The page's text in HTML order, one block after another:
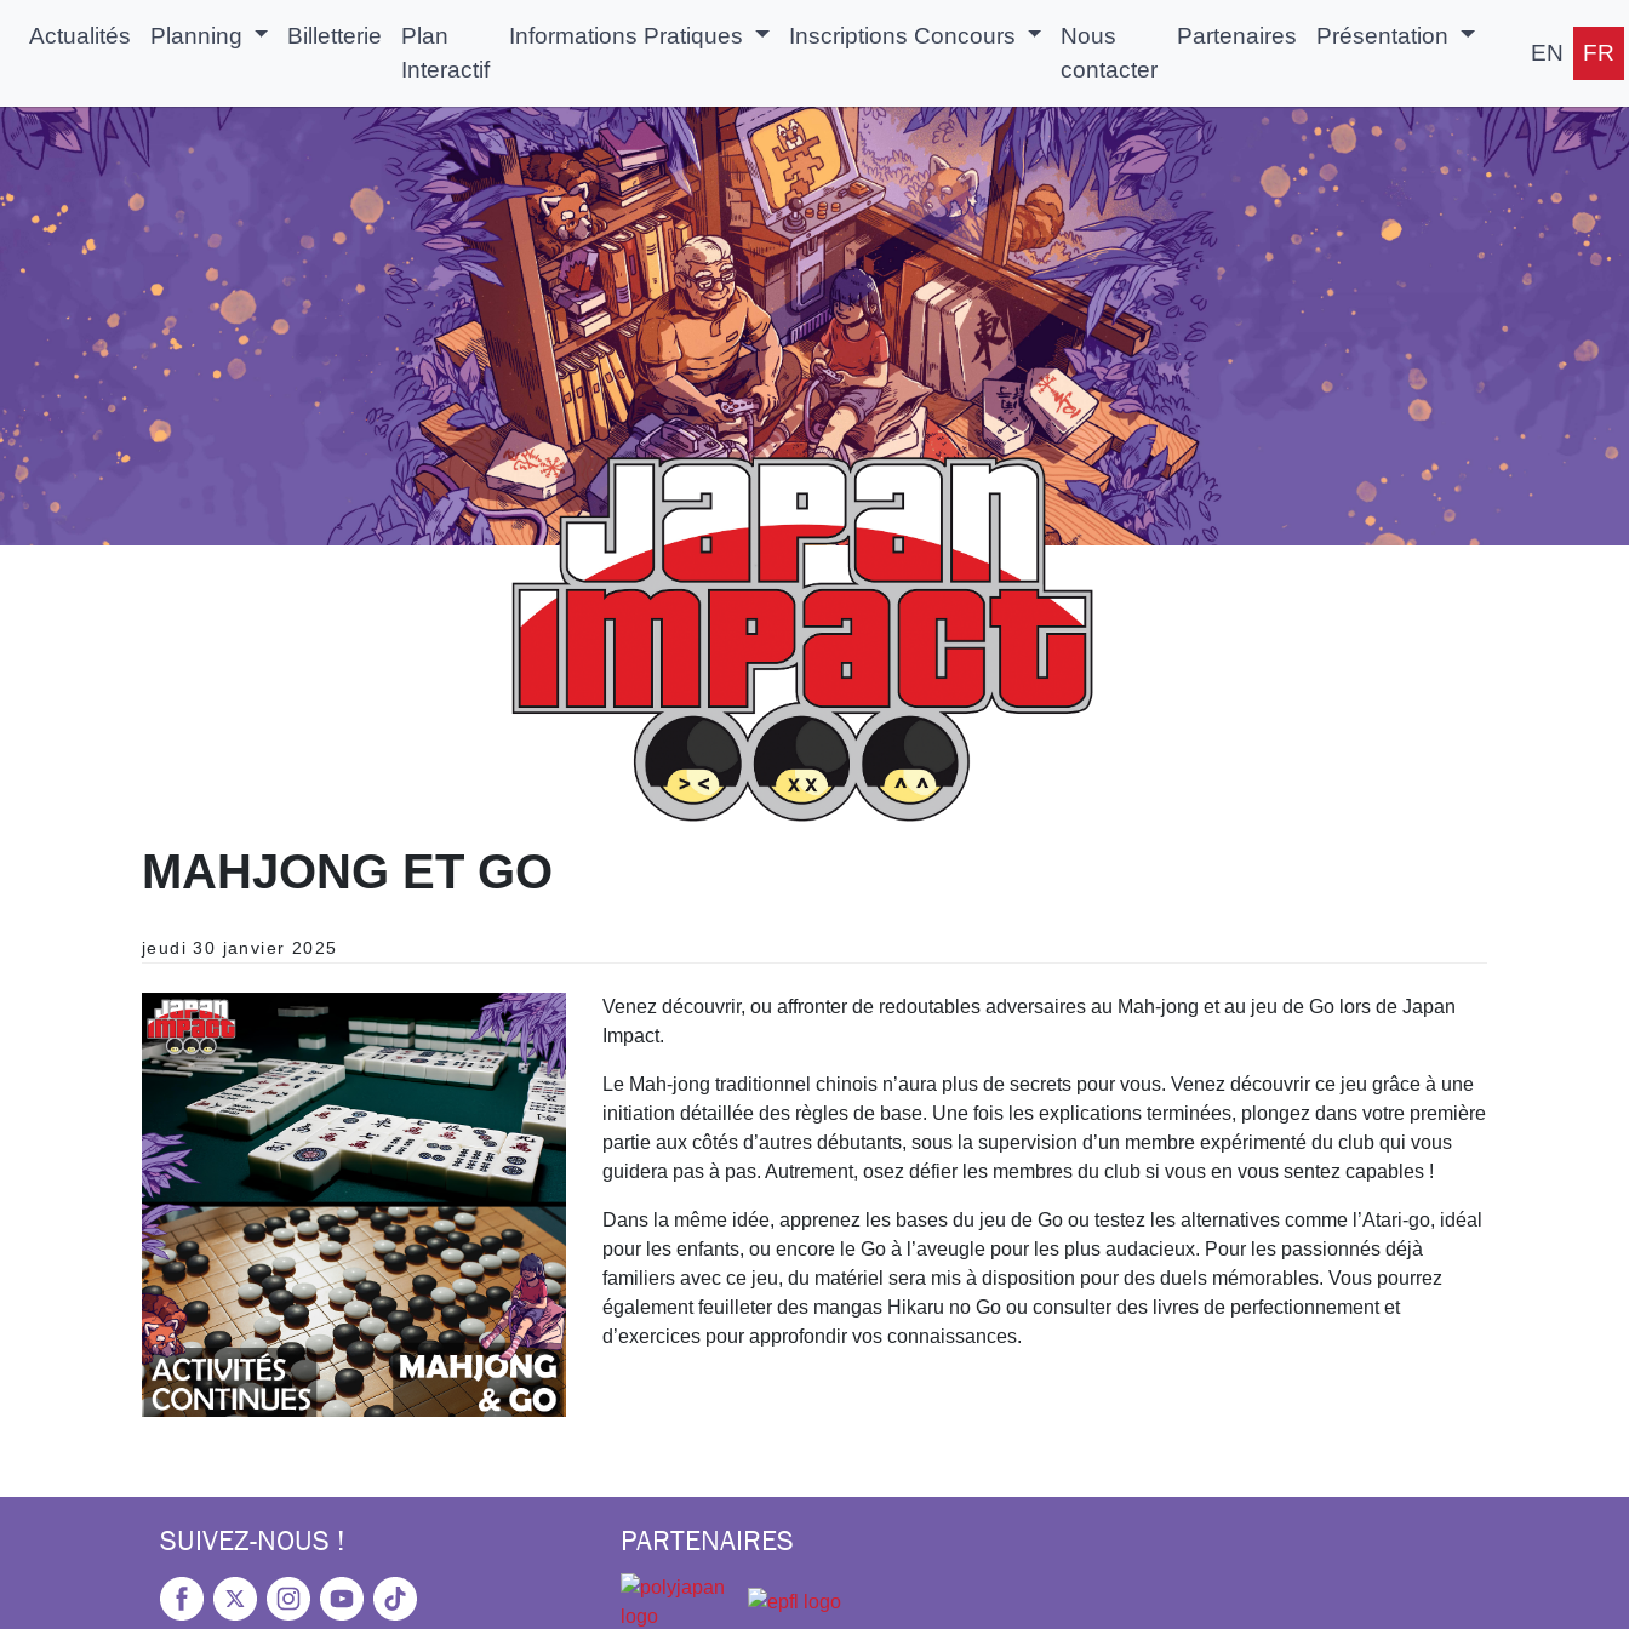
Actualités Planning Billetterie
Plan
Interactif
Informations Pratiques Inscriptions Concours
Nous
contacter
Partenaires Présentation
EN FR
MAHJONG ET GO
jeudi 30 janvier 2025
Venez découvrir, ou affronter de redoutables adversaires au Mah-jong et au jeu de Go lors de Japan
Impact.
Le Mah-jong traditionnel chinois n’aura plus de secrets pour vous. Venez découvrir ce jeu grâce à une
initiation détaillée des règles de base. Une fois les explications terminées, plongez dans votre première
partie aux côtés d’autres débutants, sous la supervision d’un membre expérimenté du club qui vous
guidera pas à pas. Autrement, osez défier les membres du club si vous en vous sentez capables !
Dans la même idée, apprenez les bases du jeu de Go ou testez les alternatives comme l’Atari-go, idéal
pour les enfants, ou encore le Go à l’aveugle pour les plus audacieux. Pour les passionnés déjà
familiers avec ce jeu, du matériel sera mis à disposition pour des duels mémorables. Vous pourrez
également feuilleter des mangas Hikaru no Go ou consulter des livres de perfectionnement et
d’exercices pour approfondir vos connaissances.
SUIVEZ-NOUS ! PARTENAIRES